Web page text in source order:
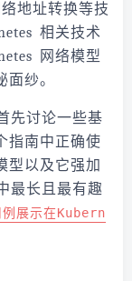
地址转换等技
相关技术
网络模型
纱。
先讨论一些基
指南中正确使
型以及它强加
最长且最有趣
例展示在Kubern